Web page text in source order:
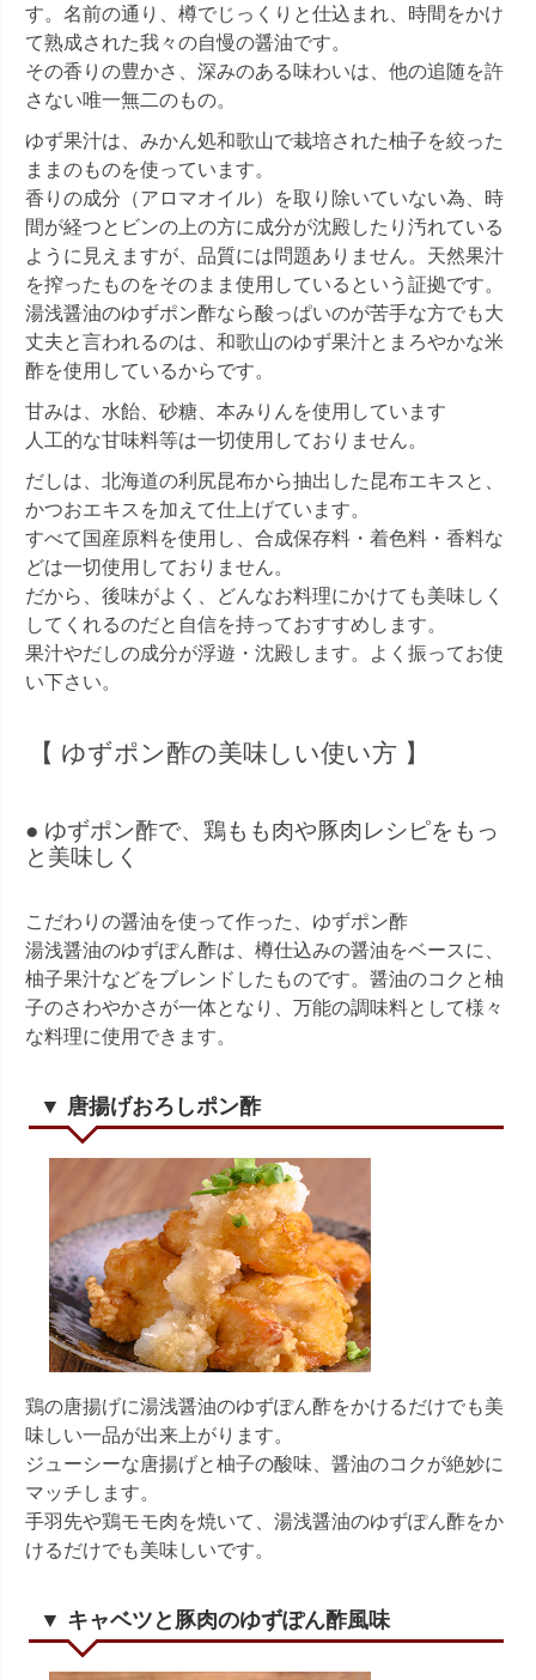
す。名前の通り、樽でじっくりと仕込まれ、時間をかけ
て熟成された我々の自慢の醤油です。
その香りの豊かさ、深みのある味わいは、他の追随を許
さない唯一無二のもの。
ゆず果汁は、みかん処和歌山で栽培された柚子を絞った
ままのものを使っています。
香りの成分（アロマオイル）を取り除いていない為、時
間が経つとビンの上の方に成分が沈殿したり汚れている
ように見えますが、品質には問題ありません。天然果汁
を搾ったものをそのまま使用しているという証拠です。
湯浅醤油のゆずポン酢なら酸っぱいのが苦手な方でも大
丈夫と言われるのは、和歌山のゆず果汁とまろやかな米
酢を使用しているからです。
甘みは、水飴、砂糖、本みりんを使用しています
人工的な甘味料等は一切使用しておりません。
だしは、北海道の利尻昆布から抽出した昆布エキスと、
かつおエキスを加えて仕上げています。
すべて国産原料を使用し、合成保存料・着色料・香料な
どは一切使用しておりません。
だから、後味がよく、どんなお料理にかけても美味しく
してくれるのだと自信を持っておすすめします。
果汁やだしの成分が浮遊・沈殿します。よく振ってお使
い下さい。
【 ゆずポン酢の美味しい使い方 】
● ゆずポン酢で、鶏もも肉や豚肉レシピをもっ
と美味しく
こだわりの醤油を使って作った、ゆずポン酢
湯浅醤油のゆずぽん酢は、樽仕込みの醤油をベースに、
柚子果汁などをブレンドしたものです。醤油のコクと柚
子のさわやかさが一体となり、万能の調味料として様々
な料理に使用できます。
▼ 唐揚げおろしポン酢
鶏の唐揚げに湯浅醤油のゆずぽん酢をかけるだけでも美
味しい一品が出来上がります。
ジューシーな唐揚げと柚子の酸味、醤油のコクが絶妙に
マッチします。
手羽先や鶏モモ肉を焼いて、湯浅醤油のゆずぽん酢をか
けるだけでも美味しいです。
▼ キャベツと豚肉のゆずぽん酢風味